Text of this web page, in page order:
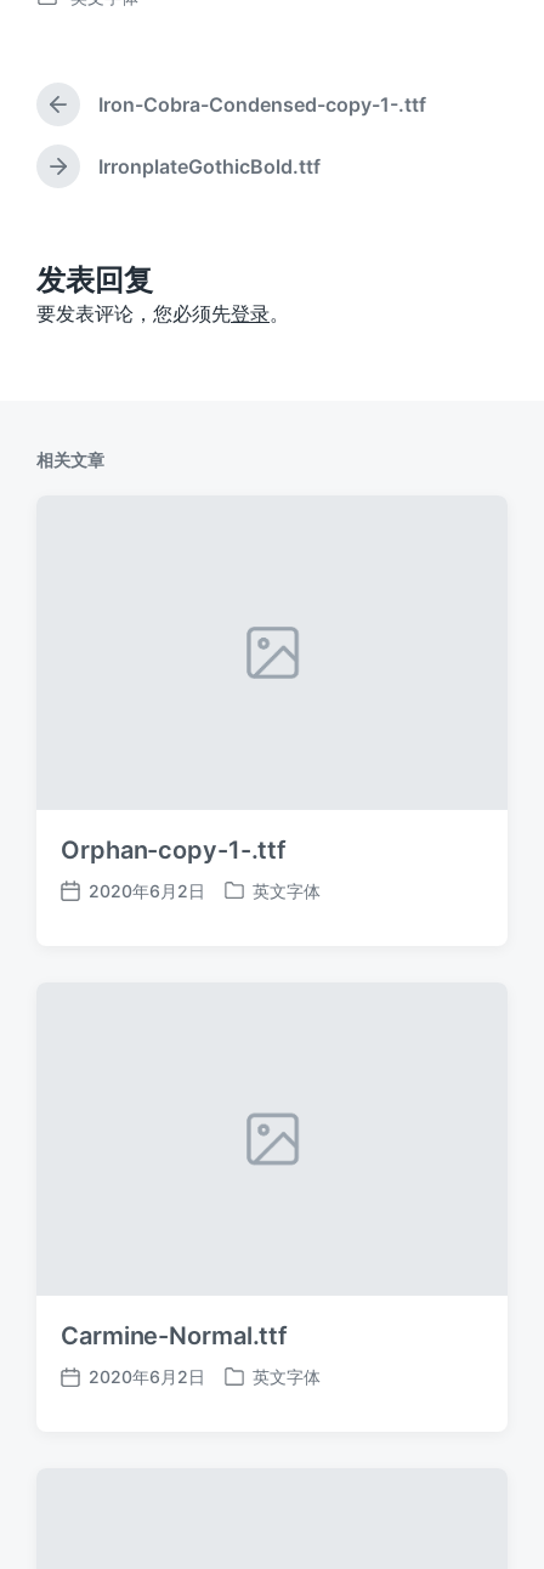
发
上
篇
文
章
Iron-Cobra-Condensed-copy-1-.ttf
下
：
IrronplateGothicBold.ttf
发表回复
要发表评论，您必须先登录。
相关文章
Orphan-copy-1-.ttf
发
2020年6月2日
发
英文字体
Carmine-Normal.ttf
发
2020年6月2日
发
英文字体